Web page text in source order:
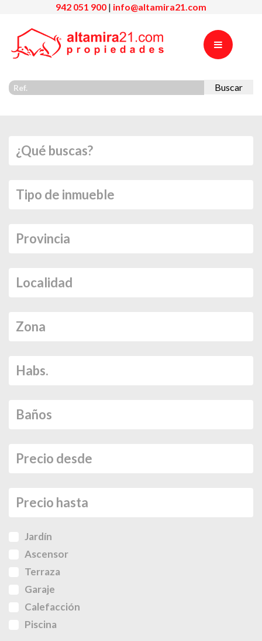
942 051 900 | info@altamira21.com
Buscar
Jardín
Ascensor
Terraza
Garaje
Calefacción
Piscina